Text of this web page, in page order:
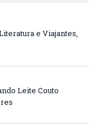
e Viajantes,
Leite Couto